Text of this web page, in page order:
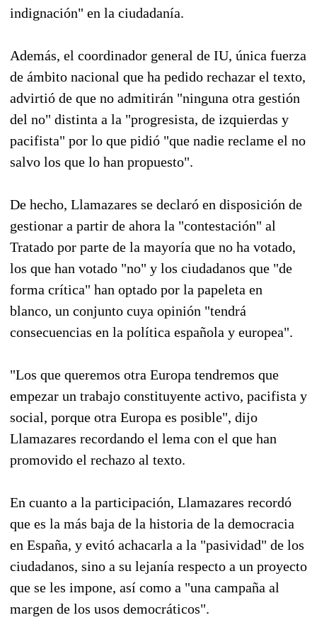
indignación" en la ciudadanía.
Además, el coordinador general de IU, única fuerza
de ámbito nacional que ha pedido rechazar el texto,
advirtió de que no admitirán "ninguna otra gestión
del no" distinta a la "progresista, de izquierdas y
pacifista" por lo que pidió "que nadie reclame el no
salvo los que lo han propuesto".
De hecho, Llamazares se declaró en disposición de
gestionar a partir de ahora la "contestación" al
Tratado por parte de la mayoría que no ha votado,
los que han votado "no" y los ciudadanos que "de
forma crítica" han optado por la papeleta en
blanco, un conjunto cuya opinión "tendrá
consecuencias en la política española y europea".
"Los que queremos otra Europa tendremos que
empezar un trabajo constituyente activo, pacifista y
social, porque otra Europa es posible", dijo
Llamazares recordando el lema con el que han
promovido el rechazo al texto.
En cuanto a la participación, Llamazares recordó
que es la más baja de la historia de la democracia
en España, y evitó achacarla a la "pasividad" de los
ciudadanos, sino a su lejanía respecto a un proyecto
que se les impone, así como a "una campaña al
margen de los usos democráticos".